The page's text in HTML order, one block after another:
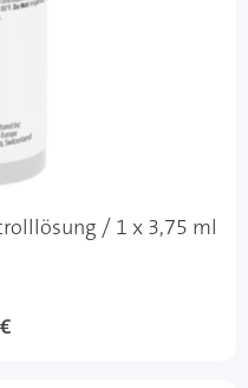
/ 1 x 3,75 ml